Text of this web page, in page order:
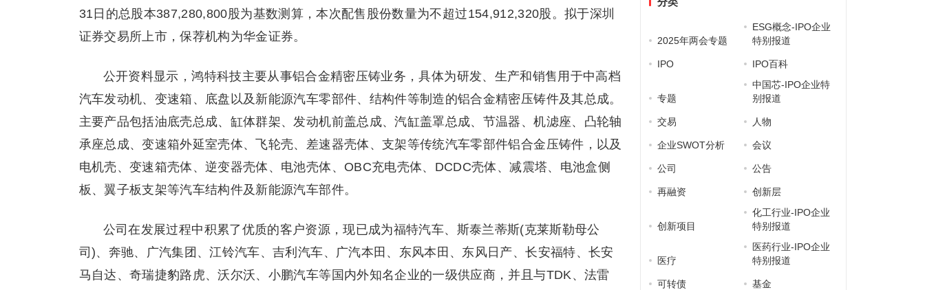
31日的总股本387,280,800股为基数测算，本次配售股份数量为不超过154,912,320股。拟于深圳
证券交易所上市，保荐机构为华金证券。
公开资料显示，鸿特科技主要从事铝合金精密压铸业务，具体为研发、生产和销售用于中高档
汽车发动机、变速箱、底盘以及新能源汽车零部件、结构件等制造的铝合金精密压铸件及其总成。
主要产品包括油底壳总成、缸体群架、发动机前盖总成、汽缸盖罩总成、节温器、机滤座、凸轮轴
承座总成、变速箱外延室壳体、飞轮壳、差速器壳体、支架等传统汽车零部件铝合金压铸件，以及
电机壳、变速箱壳体、逆变器壳体、电池壳体、OBC充电壳体、DCDC壳体、减震塔、电池盒侧
板、翼子板支架等汽车结构件及新能源汽车部件。
公司在发展过程中积累了优质的客户资源，现已成为福特汽车、斯泰兰蒂斯(克莱斯勒母公
司)、奔驰、广汽集团、江铃汽车、吉利汽车、广汽本田、东风本田、东风日产、长安福特、长安
马自达、奇瑞捷豹路虎、沃尔沃、小鹏汽车等国内外知名企业的一级供应商，并且与TDK、法雷
2025年两会专题
ESG概念-IPO企业
特别报道
IPO IPO百科
专题
中国芯-IPO企业特
别报道
交易 人物
企业SWOT分析 会议
公司 公告
再融资 创新层
创新项目
化工行业-IPO企业
特别报道
医疗
医药行业-IPO企业
特别报道
可转债 基金